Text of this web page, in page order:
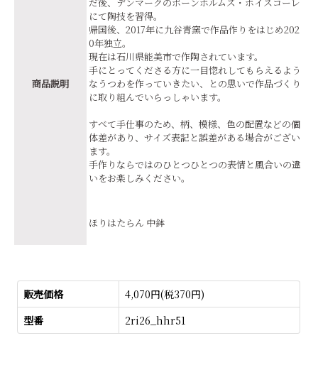
商品説明
にて陶技を習得。
帰国後、2017年に九谷青窯で作品作りをはじめ202
0年独立。
現在は石川県能美市で作陶されています。
手にとってくださる方に一目惚れしてもらえるよう
なうつわを作っていきたい、との思いで作品づくり
に取り組んでいらっしゃいます。
すべて手仕事のため、柄、模様、色の配置などの個
体差があり、サイズ表記と誤差がある場合がござい
ます。
手作りならではのひとつひとつの表情と風合いの違
いをお楽しみください。
ほりはたらん 中鉢
販売価格
4,070円(税370円)
型番
2ri26_hhr51